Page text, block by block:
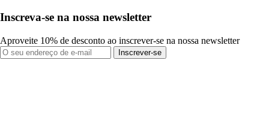
Inscreva-se na nossa newsletter
Aproveite 10% de desconto ao inscrever-se na nossa newsletter
Inscrever-se